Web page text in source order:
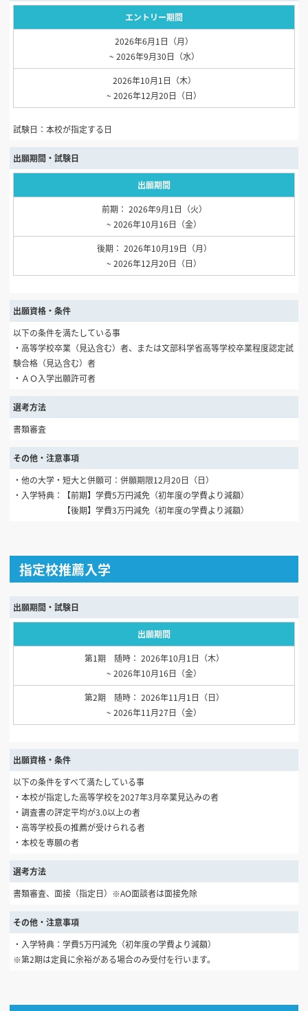
エントリー期間
2026年6月1日（月）
~ 2026年9月30日（水）
2026年10月1日（木）
~ 2026年12月20日（日）
試験日：本校が指定する日
出願期間・試験日
出願期間
前期： 2026年9月1日（火）
~ 2026年10月16日（金）
後期： 2026年10月19日（月）
~ 2026年12月20日（日）
出願資格・条件
以下の条件を満たしている事
・高等学校卒業（見込含む）者、または文部科学省高等学校卒業程度認定試
験合格（見込含む）者
・ＡＯ入学出願許可者
選考方法
書類審査
その他・注意事項
・他の大学・短大と併願可：併願期限12月20日（日）
・入学特典：【前期】学費5万円減免（初年度の学費より減額）
【後期】学費3万円減免（初年度の学費より減額）
指定校推薦入学
出願期間・試験日
出願期間
第1期 随時： 2026年10月1日（木）
~ 2026年10月16日（金）
第2期 随時： 2026年11月1日（日）
~ 2026年11月27日（金）
出願資格・条件
以下の条件をすべて満たしている事
・本校が指定した高等学校を2027年3月卒業見込みの者
・調査書の評定平均が3.0以上の者
・高等学校長の推薦が受けられる者
・本校を専願の者
選考方法
書類審査、面接（指定日）※AO面談者は面接免除
その他・注意事項
・入学特典：学費5万円減免（初年度の学費より減額）
※第2期は定員に余裕がある場合のみ受付を行います。